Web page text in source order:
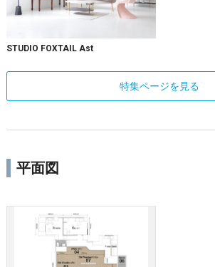
STUDIO FOXTAIL Ast
特集ページを見る
平面図